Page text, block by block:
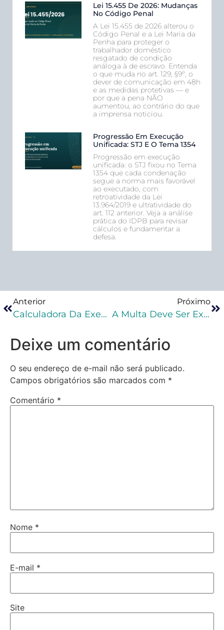
Lei 15.455 De 2026: Mudanças
No Código Penal
A Lei 15.455 de 2026 alterou o
Código Penal e a Lei Maria da
Penha para proteger o
trabalhador doméstico
resgatado de condição
análoga à de escravo. Entenda
o que muda no art. 129, §9º, o
dever de comunicação em 48h
e as medidas protetivas — e
por que a pena NÃO
aumentou, ao contrário do que
a imprensa noticiou.
Progressão Em Execução
Unificada: STJ E O Tema 1354
Progressão em execução
unificada: o STJ fixou no Tema
1354 que cada condenação
segue a norma mais favorável
ao executado, com
retroatividade da Lei
13.964/2019 e ultratividade do
art. 112 anterior. Veja a análise
prática do IDPB para revisar
cálculos e fundamentar a
defesa.
Anterior
Calculadora Da Execução Penal: Como Fazer Cálculos Na Execução Penal?
Próximo
A Multa Deve Ser Executada Exclusivamente Pelo Ministério Público?
Deixe um comentário
O seu endereço de e-mail não será publicado.
Campos obrigatórios são marcados com *
Comentário *
Nome *
E-mail *
Site